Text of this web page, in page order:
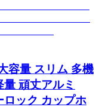
容量 スリム 多機
頑丈アルミ
ロック カップホ